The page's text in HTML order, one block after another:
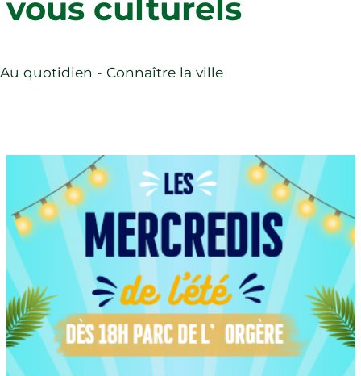
Publications
Médiathèque Albert Camus
Les associations éducatives et scolaires
Agenda
vous culturels
Fil d'Ariane
Au quotidien - Connaître la ville
Image